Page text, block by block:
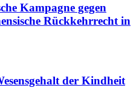
Kampagne gegen
Rückkehrrecht in
der Kindheit